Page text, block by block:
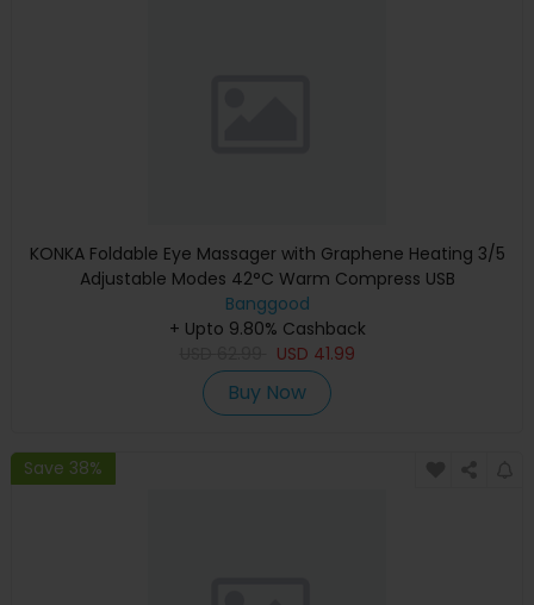
KONKA Foldable Eye Massager with Graphene Heating 3/5
Adjustable Modes 42°C Warm Compress USB
Rechargeable for Eye Strai
Banggood
+ Upto 9.80% Cashback
USD 41.99
Buy Now
Save 38%